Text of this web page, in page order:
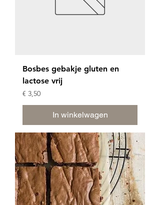
Bosbes gebakje gluten en
lactose vrij
Prijs
€ 3,50
In winkelwagen